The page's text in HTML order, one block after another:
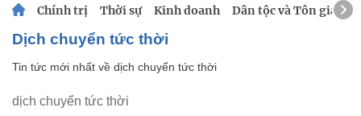
Chính trị Thời sự Kinh doanh Dân tộc và Tôn giáo
dịch chuyển tức thời
Tin tức mới nhất về dịch chuyển tức thời
dịch chuyển tức thời